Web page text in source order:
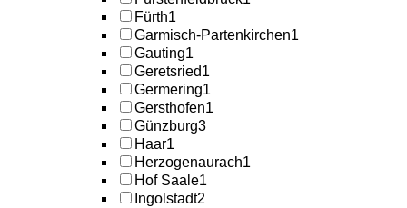
Fürth1
Garmisch-Partenkirchen1
Gauting1
Geretsried1
Germering1
Gersthofen1
Günzburg3
Haar1
Herzogenaurach1
Hof Saale1
Ingolstadt2